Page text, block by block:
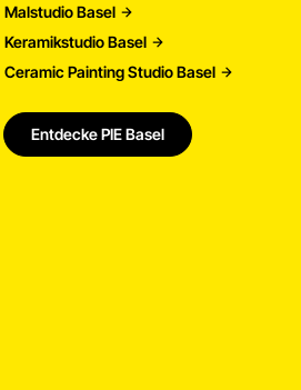
e.g abc@xyz.com
Malstudio Basel
Keramikstudio Basel
Ceramic Painting Studio Basel
Entdecke PIE Basel